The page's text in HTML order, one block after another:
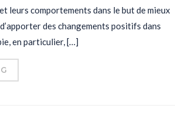
leurs comportements dans le but de mieux
des changements positifs dans
en particulier, […]